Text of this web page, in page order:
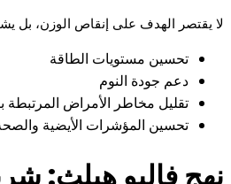
لا يقتصر الهدف على إنقاص الوزن، بل
تحسين مستويات الطاقة
دعم جودة النوم
تقليل مخاطر الأمراض المرتبطة
تحسين المؤشرات الأيضية
نهج فاليو هيلث: